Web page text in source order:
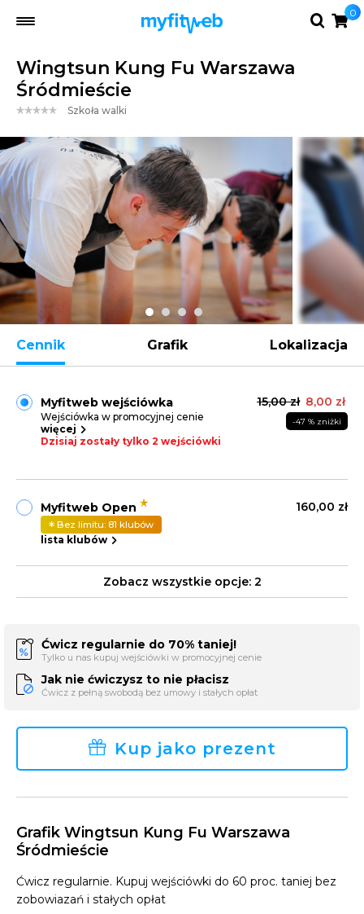
0
Wingtsun Kung Fu Warszawa
Śródmieście
Szkoła walki
Cennik Grafik Lokalizacja
Myfitweb wejściówka
Wejściówka w promocyjnej cenie
więcej
Dzisiaj zostały tylko 2 wejściówki
15,00 zł 8,00 zł
-47 % zniżki
Myfitweb Open
Bez limitu: 81 klubów
lista klubów
160,00 zł
Zobacz wszystkie opcje:2
Ćwicz regularnie do 70% taniej!
Tylko u nas kupuj wejściówki w promocyjnej cenie
Jak nie ćwiczysz to nie płacisz
Ćwicz z pełną swobodą bez umowy i stałych opłat
Kup jako prezent
Grafik Wingtsun Kung Fu Warszawa
Śródmieście
Ćwicz regularnie. Kupuj wejściówki do 60 proc. taniej bez
zobowiazań i stałych opłat